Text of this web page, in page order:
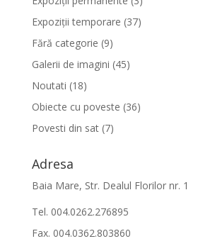
Expoziții temporare (37)
Fără categorie (9)
Galerii de imagini (45)
Noutati (18)
Obiecte cu poveste (36)
Povesti din sat(7)
Adresa
Baia Mare, Str. Dealul Florilor nr. 1
Tel. 004.0262.276895
Fax. 004.0362.803860